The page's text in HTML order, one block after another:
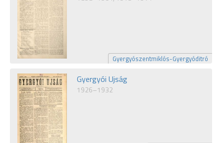
Gyergyószentmiklós-Gyergyóditró
Gyergyói Ujság
1926–1932